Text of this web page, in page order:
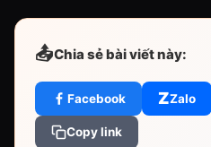
📤Chia sẻ bài viết này:
Facebook ZZalo
Copy link